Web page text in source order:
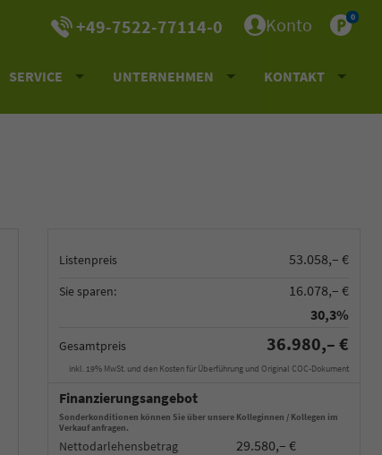
+49-7522-77114-0 Konto 0
SERVICE UNTERNEHMEN KONTAKT
Listenpreis 53.058,– €
Sie sparen:
16.078,– €
30,3%
Gesamtpreis 36.980,– €
inkl. 19% MwSt. und den Kosten für Überführung und Original COC-Dokument
Finanzierungsangebot
Sonderkonditionen können Sie über unsere Kolleginnen / Kollegen im
Verkauf anfragen.
Nettodarlehensbetrag 29.580,– €